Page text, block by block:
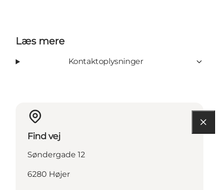
Læs mere
Kontaktoplysninger
Find vej
Søndergade 12
6280 Højer